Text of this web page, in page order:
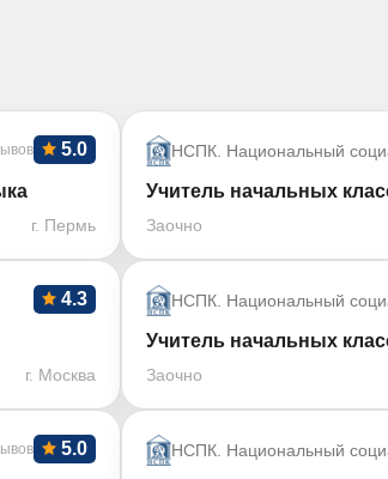
5.0
г. Пермь
НСПК. Национальный
Учитель начальных
Заочно
4.3
г. Москва
НСПК. Национальный
Учитель начальных
Заочно
5.0 НСПК. Национальный